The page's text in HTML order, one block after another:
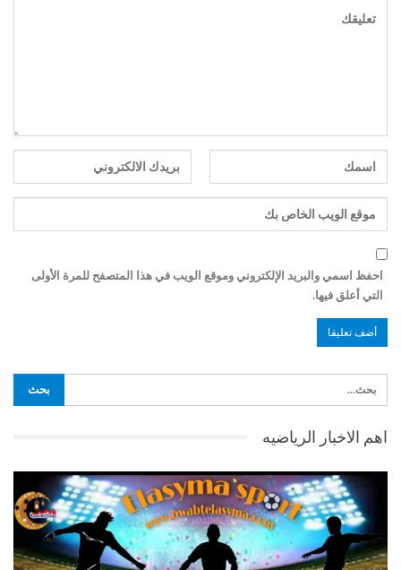
احفظ اسمي والبريد الإلكتروني وموقع الويب في هذا المتصفح للمرة الأولى
التي أعلق فيها.
اهم الاخبار الرياضيه